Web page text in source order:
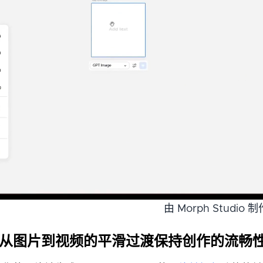
由 Morph Studio 制
图片到视频的平滑过渡保持创作的流畅